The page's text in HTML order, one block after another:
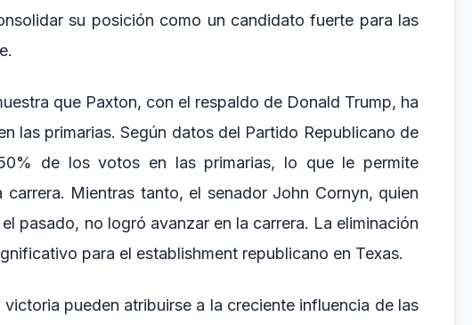
su posición como un candidato fuerte para las
que Paxton, con el respaldo de Donald Trump, ha
las primarias. Según datos del Partido Republicano de
de los votos en las primarias, lo que le permite
Mientras tanto, el senador John Cornyn, quien
pasado, no logró avanzar en la carrera. La eliminación
para el establishment republicano en Texas.
pueden atribuirse a la creciente influencia de las